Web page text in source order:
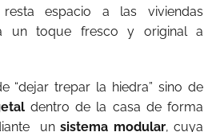
espacio a las viviendas
un toque fresco y original a
“dejar trepar la hiedra” sino de
dentro de la casa de forma
unsistema modular, cuya